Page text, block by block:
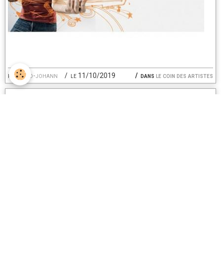
pardavid-johann le 11/10/2019 dans le coin des artistes